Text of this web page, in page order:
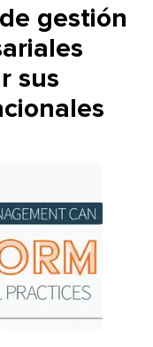
gestión
sus